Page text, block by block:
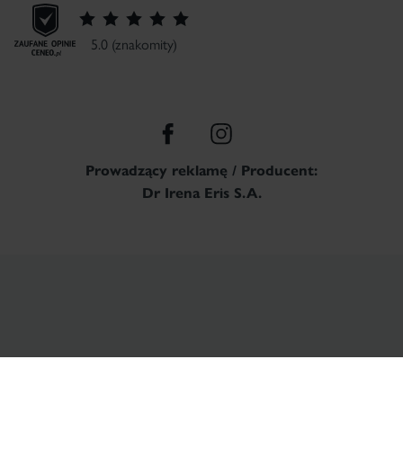
5.0 (znakomity)
Prowadzący reklamę / Producent:
Dr Irena Eris S.A.